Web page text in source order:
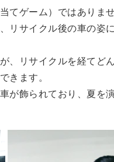
てゲーム）ではありま
リサイクル後の車の姿
、リサイクルを経てど
きます。
が飾られており、夏を